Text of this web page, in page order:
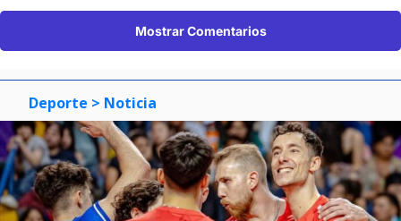
Mostrar Comentarios
Deporte > Noticia